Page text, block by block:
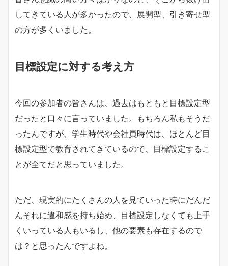
してきている人が多かったので、展開型、引き寄せ型
の方が多くいました。
目標設定に対する考え方
今回の参加者の皆さんは、過去はもともと目標設定型
だったと口々に言っていました。もちろん私もそうだ
ったんですが、学生時代や会社員時代は、ほとんど目
標設定型で教育されてきているので、目標設定するこ
とが全てだと思っていました。
ただ、現実的にたくさんの人を見ていった時にだんだ
んそれに違和感を持ち始め、目標設定しなくても上手
くいっている人もいるし、他の要素も存在するので
は？と思ったんですよね。